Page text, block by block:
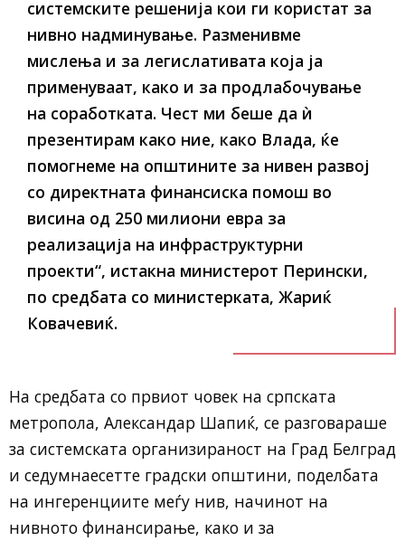
системските решенија кои ги користат за
нивно надминување. Разменивме
мислења и за легислативата која ја
применуваат, како и за продлабочување
на соработката. Чест ми беше да ѝ
презентирам како ние, како Влада, ќе
помогнеме на општините за нивен развој
со директната финансиска помош во
висина од 250 милиони евра за
реализација на инфраструктурни
проекти“, истакна министерот Перински,
по средбата со министерката, Жариќ
Ковачевиќ.
На средбата со првиот човек на српската
метропола, Александар Шапиќ, се разговараше
за системската организираност на Град Белград
и седумнаесетте градски општини, поделбата
на ингеренциите меѓу нив, начинот на
нивното финансирање, како и за